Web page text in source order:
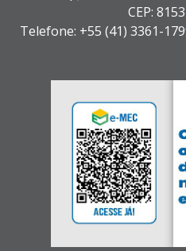
CEP:
Telefone: +55 (41) 3361-